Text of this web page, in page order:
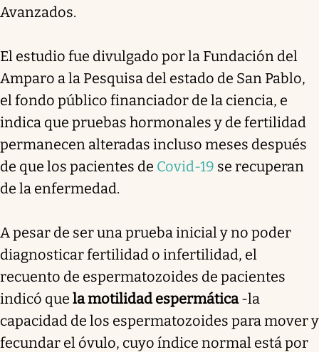
Avanzados.
El estudio fue divulgado por la Fundación del
Amparo a la Pesquisa del estado de San Pablo,
el fondo público financiador de la ciencia, e
indica que pruebas hormonales y de fertilidad
permanecen alteradas incluso meses después
de que los pacientes de Covid-19 se recuperan
de la enfermedad.
A pesar de ser una prueba inicial y no poder
diagnosticar fertilidad o infertilidad, el
recuento de espermatozoides de pacientes
indicó que la motilidad espermática-la
capacidad de los espermatozoides para mover y
fecundar el óvulo, cuyo índice normal está por